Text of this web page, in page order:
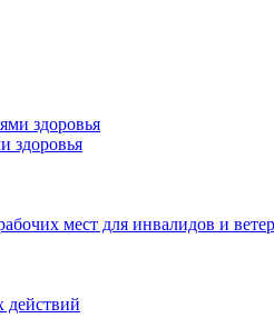
здоровья
мест для инвалидов и
действий